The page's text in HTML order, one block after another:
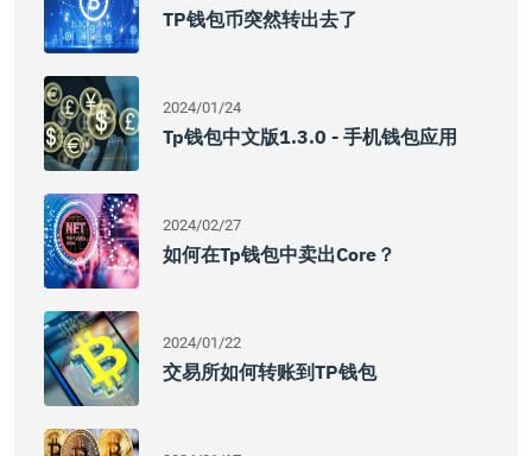
TP钱包币突然转出去了
2024/01/24
Tp钱包中文版1.3.0 - 手机钱包应用
2024/02/27
如何在tp钱包中卖出core？
2024/01/22
交易所如何转账到TP钱包